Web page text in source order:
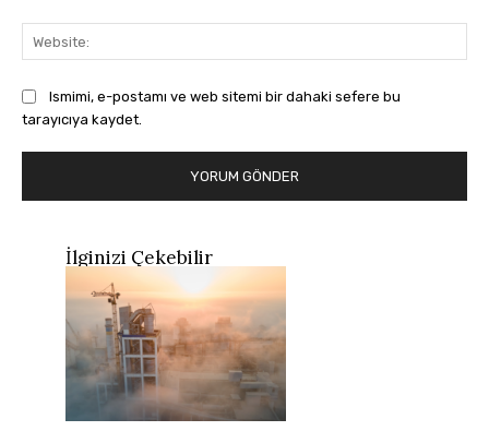
Ismimi, e-postamı ve web sitemi bir dahaki sefere bu
tarayıcıya kaydet.
İlginizi Çekebilir